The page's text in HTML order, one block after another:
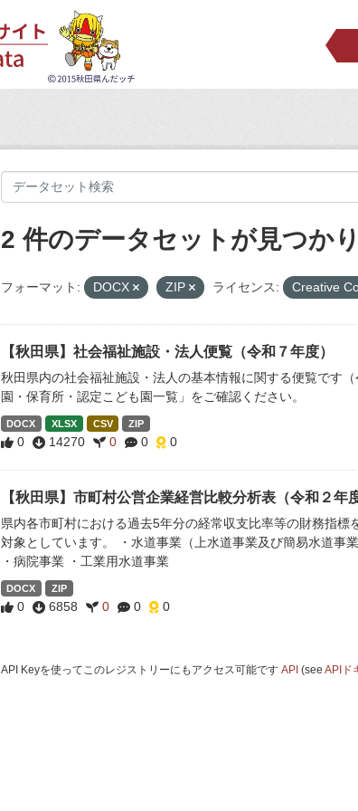
2 件のデータセットが見つか
フォーマット: DOCX ZIP ライセンス: Creative
【秋田県】社会福祉施設・法人便覧（令和７年度）
秋田県内の社会福祉施設・法人の基本情報に関する便覧です
園・保育所・認定こども園一覧」をご確認ください。
DOCX XLSX CSV ZIP
0 14270 0 0 0
【秋田県】市町村公営企業経営比較分析表（令和２年度
県内各市町村における過去5年分の経常収支比率等の財務指
対象としています。 ・水道事業（上水道事業及び簡易水道事
・病院事業 ・工業用水道事業
DOCX ZIP
0 6858 0 0 0
API Keyを使ってこのレジストリーにもアクセス可能です API (see APIド